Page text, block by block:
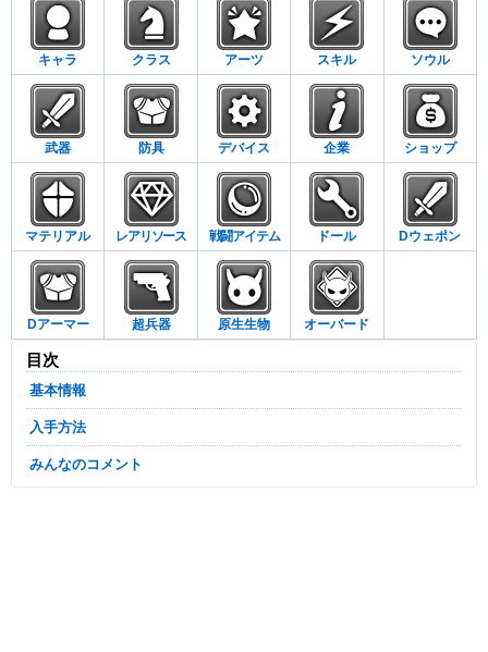
キャラ クラス アーツ スキル ソウル
武器 防具 デバイス 企業 ショップ
マテリアル レアリソース 戦闘アイテム ドール Dウェポン
Dアーマー 超兵器 原生生物 オーバード
目次
基本情報
入手方法
みんなのコメント